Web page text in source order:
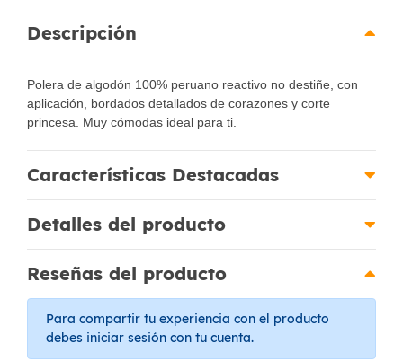
Descripción
Polera de algodón 100% peruano reactivo no destiñe, con
aplicación, bordados detallados de corazones y corte
princesa. Muy cómodas ideal para ti.
Características Destacadas
Detalles del producto
Reseñas del producto
Para compartir tu experiencia con el producto
debes iniciar sesión con tu cuenta.